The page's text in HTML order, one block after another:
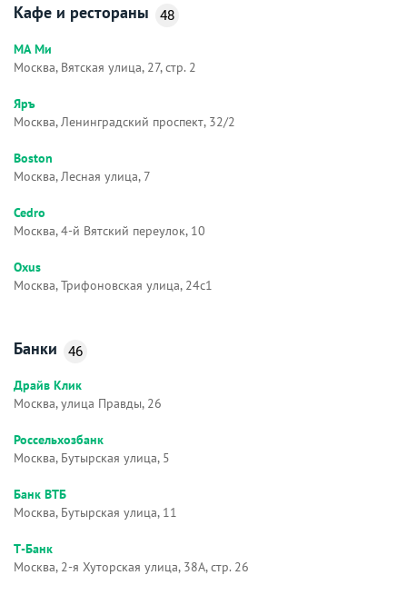
Кафе и рестораны 48
МА Ми
Москва, Вятская улица, 27, стр. 2
Яръ
Москва, Ленинградский проспект, 32/2
Boston
Москва, Лесная улица, 7
Cedro
Москва, 4-й Вятский переулок, 10
Oxus
Москва, Трифоновская улица, 24с1
Банки 46
Драйв Клик
Москва, улица Правды, 26
Россельхозбанк
Москва, Бутырская улица, 5
Банк ВТБ
Москва, Бутырская улица, 11
Т-Банк
Москва, 2-я Хуторская улица, 38А, стр. 26